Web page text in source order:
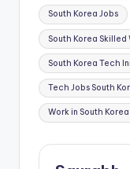
South Korea Jobs
South Korea Skilled
South Korea Tech
Tech Jobs South
Work in South Korea